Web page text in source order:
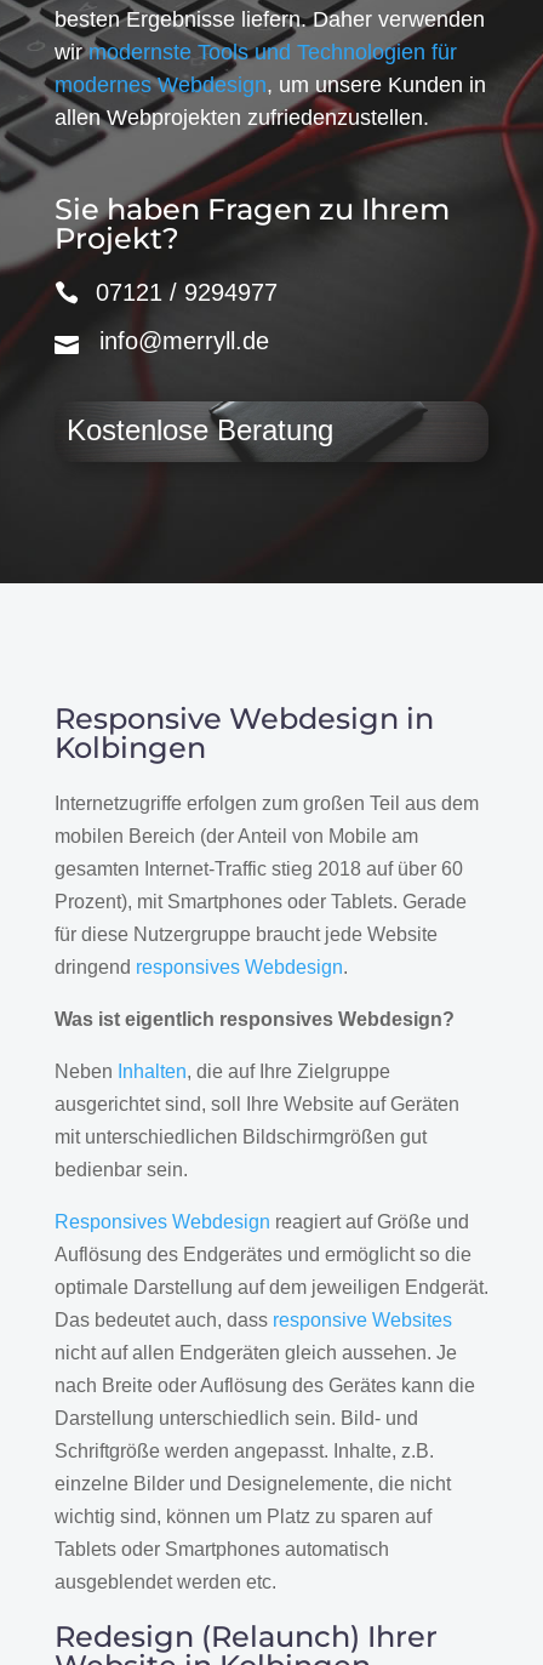
besten Ergebnisse liefern. Daher verwenden
wirmodernste Tools und Technologien für
modernes Webdesign, um unsere Kunden in
allen Webprojekten zufriedenzustellen.
Sie haben Fragen zu Ihrem
Projekt?
07121 / 9294977
info@merryll.de
Kostenlose Beratung
Responsive Webdesign in
Kolbingen
Internetzugriffe erfolgen zum großen Teil aus dem
mobilen Bereich (der Anteil von Mobile am
gesamten Internet-Traffic stieg 2018 auf über 60
Prozent), mit Smartphones oder Tablets. Gerade
für diese Nutzergruppe braucht jede Website
dringend responsives Webdesign.
Was ist eigentlich responsives Webdesign?
Neben Inhalten, die auf Ihre Zielgruppe
ausgerichtet sind, soll Ihre Website auf Geräten
mit unterschiedlichen Bildschirmgrößen gut
bedienbar sein.
Responsives Webdesign reagiert auf Größe und
Auflösung des Endgerätes und ermöglicht so die
optimale Darstellung auf dem jeweiligen Endgerät.
Das bedeutet auch, dass responsive Websites
nicht auf allen Endgeräten gleich aussehen. Je
nach Breite oder Auflösung des Gerätes kann die
Darstellung unterschiedlich sein. Bild- und
Schriftgröße werden angepasst. Inhalte, z.B.
einzelne Bilder und Designelemente, die nicht
wichtig sind, können um Platz zu sparen auf
Tablets oder Smartphones automatisch
ausgeblendet werden etc.
Redesign (Relaunch) Ihrer